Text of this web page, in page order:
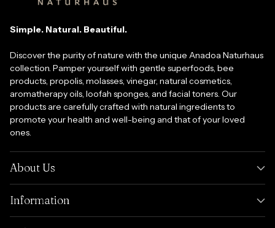
Simple. Natural. Beautiful.
Discover the purity of nature with the unique Anadoa Naturhaus
collection. Pamper yourself with gentle superfoods, bee
products, propolis, molasses, vinegar, natural cosmetics,
aromatherapy oils, loofah sponges, and facial toners. Our
products are carefully crafted with natural ingredients to
promote your health and well-being and that of your loved
ones.
About Us
Information